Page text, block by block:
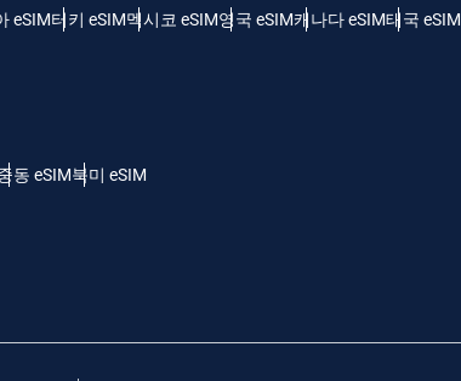
eSIM터키 eSIM멕시코 eSIM영국 eSIM캐나다 eSIM태국 eSIM
동 eSIM북미 eSIM
Deutsch